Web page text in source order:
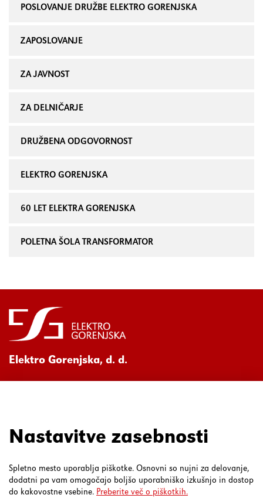
POSLOVANJE DRUŽBE ELEKTRO GORENJSKA
ZAPOSLOVANJE
ZA JAVNOST
ZA DELNIČARJE
DRUŽBENA ODGOVORNOST
ELEKTRO GORENJSKA
60 LET ELEKTRA GORENJSKA
POLETNA ŠOLA TRANSFORMATOR
Elektro Gorenjska, d. d.
Nastavitve zasebnosti
Spletno mesto uporablja piškotke. Osnovni so nujni za delovanje,
dodatni pa vam omogočajo boljšo uporabniško izkušnjo in dostop
do kakovostne vsebine. Preberite več o piškotkih.